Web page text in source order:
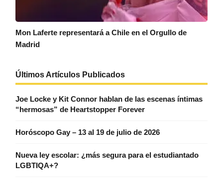
Mon Laferte representará a Chile en el Orgullo de
Madrid
Últimos Artículos Publicados
Joe Locke y Kit Connor hablan de las escenas íntimas
“hermosas” de Heartstopper Forever
Horóscopo Gay – 13 al 19 de julio de 2026
Nueva ley escolar: ¿más segura para el estudiantado
LGBTIQA+?